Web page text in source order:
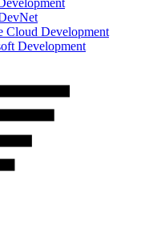
Cloud Development
Development